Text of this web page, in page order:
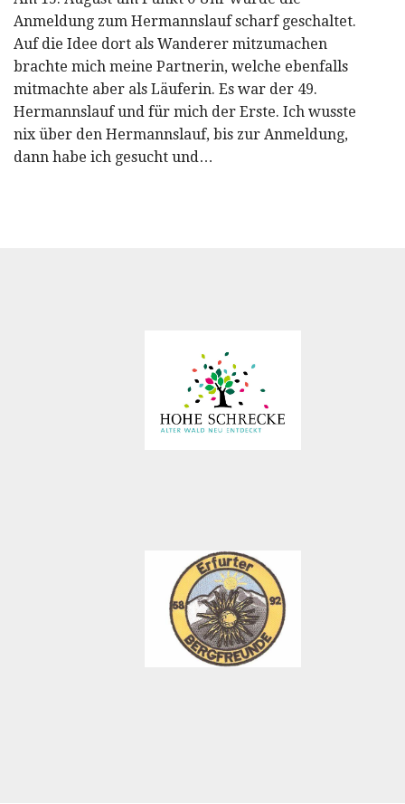
Anmeldung zum Hermannslauf scharf geschaltet.
Auf die Idee dort als Wanderer mitzumachen
brachte mich meine Partnerin, welche ebenfalls
mitmachte aber als Läuferin. Es war der 49.
Hermannslauf und für mich der Erste. Ich wusste
nix über den Hermannslauf, bis zur Anmeldung,
dann habe ich gesucht und…